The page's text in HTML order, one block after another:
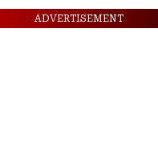
ADVERTISEMENT